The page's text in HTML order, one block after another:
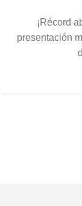
¡Récord
presentación